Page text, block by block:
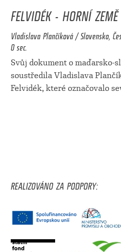
FELVIDÉK - HORNÍ
Vladislava Plančíková / Slovensko,
0 sec.
Svůj dokument o maďarsko-
soustředila Vladislava
Felvidék, které označovalo
REALIZOVÁNO ZA PODPORY: